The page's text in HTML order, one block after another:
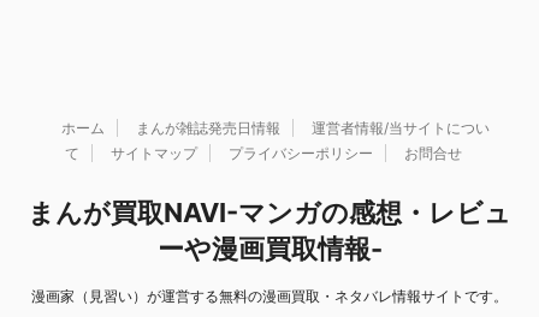
ホーム まんが雑誌発売日情報
運営者情報/当サイトについ
て
サイトマップ プライバシーポリシー お問合せ
まんが買取NAVI-マンガの感想・レビュ
ーや漫画買取情報-
漫画家（見習い）が運営する無料の漫画買取・ネタバレ情報サイトです。